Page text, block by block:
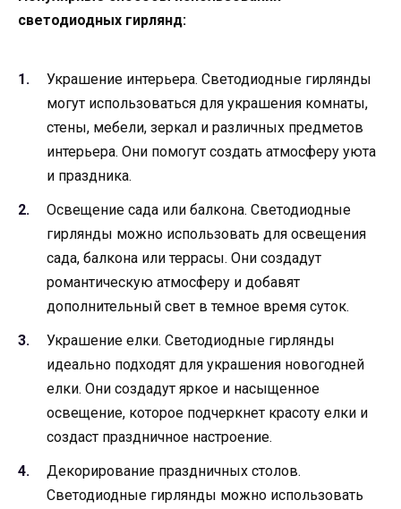
светодиодных гирлянд:
Украшение интерьера. Светодиодные гирлянды
могут использоваться для украшения комнаты,
стены, мебели, зеркал и различных предметов
интерьера. Они помогут создать атмосферу уюта
и праздника.
Освещение сада или балкона. Светодиодные
гирлянды можно использовать для освещения
сада, балкона или террасы. Они создадут
романтическую атмосферу и добавят
дополнительный свет в темное время суток.
Украшение елки. Светодиодные гирлянды
идеально подходят для украшения новогодней
елки. Они создадут яркое и насыщенное
освещение, которое подчеркнет красоту елки и
создаст праздничное настроение.
Декорирование праздничных столов.
Светодиодные гирлянды можно использовать